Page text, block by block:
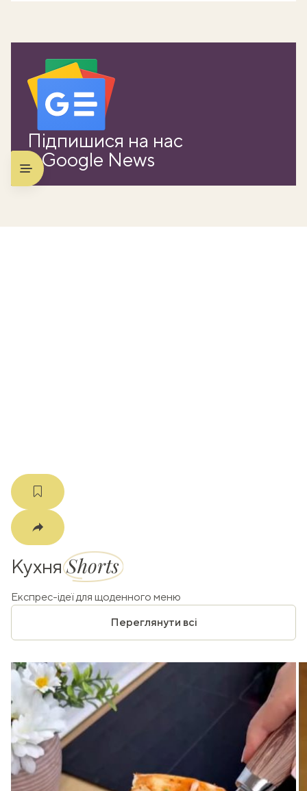
Підпишися на нас
в Google News
КухняShorts
Експрес-ідеї для щоденного меню
Переглянути всі